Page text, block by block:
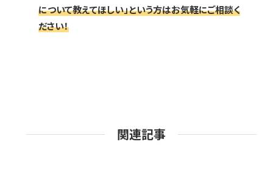
について教えてほしい」という方はお気軽にご相談く
ださい！
関連記事